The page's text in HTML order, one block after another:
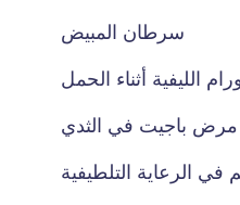
سرطان المبيض
الليفية أثناء الحمل
مرض باجيت في الثدي
في الرعاية التلطيفية